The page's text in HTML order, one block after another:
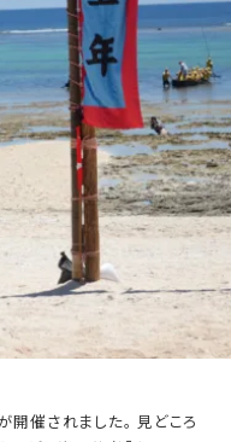
催されました。 見どころ